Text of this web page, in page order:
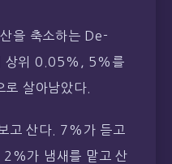
을 축소하는 De-
상위 0.05%, 5%를
로 살아남았다.
고 산다. 7%가 듣고
가 냄새를 맡고 산